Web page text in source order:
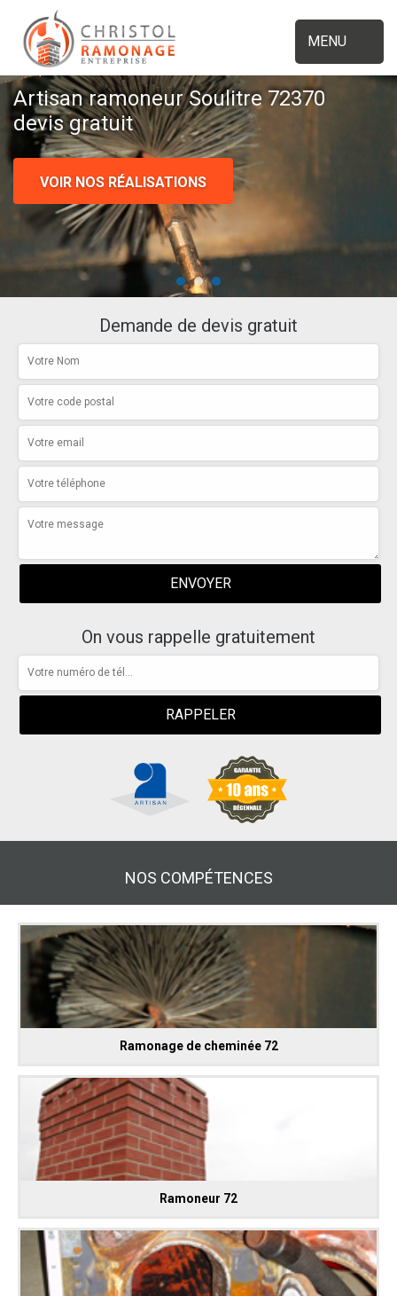
MENU
Artisan ramoneur Soulitre 72370
devis gratuit
VOIR NOS RÉALISATIONS
Demande de devis gratuit
On vous rappelle gratuitement
NOS COMPÉTENCES
Ramonage de cheminée 72
Ramoneur 72